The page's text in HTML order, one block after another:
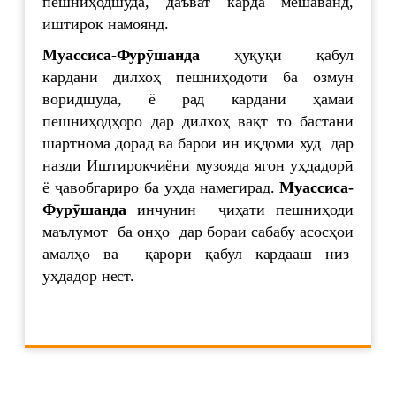
иштирок намоянд.
Муассиса-Фурӯшандаҳуқуқи қабул
кардани дилхоҳ пешниҳодоти ба озмун
воридшуда, ё рад кардани ҳамаи
пешниҳодҳоро дар дилхоҳ вақт то бастани
шартнома дорад ва барои ин иқдоми худ дар
назди Иштирокчиёни музояда ягон уҳдадорӣ
ё ҷавобгариро ба уҳда намегирад.Муассиса-
Фурӯшандаинчунин ҷиҳати пешниҳоди
маълумот ба онҳо дар бораи сабабу асосҳои
амалҳо ва қарори қабул кардааш низ
уҳдадор нест.